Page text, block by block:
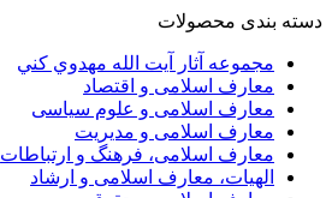
دسته بندی محصولات
مجموعه آثار آيت الله مهدوي كني
معارف اسلامی و اقتصاد
معارف اسلامی و علوم سیاسی
معارف اسلامی و مدیریت
معارف اسلامی، فرهنگ و ارتباطات
الهیات، معارف اسلامی و ارشاد